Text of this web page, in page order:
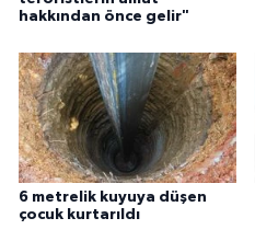
hakkından önce gelir"
6 metrelik kuyuya düşen
çocuk kurtarıldı